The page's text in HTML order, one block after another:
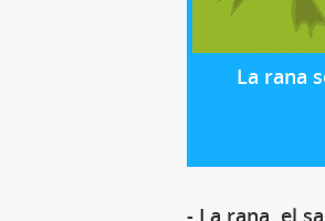
La rana
- La rana, el